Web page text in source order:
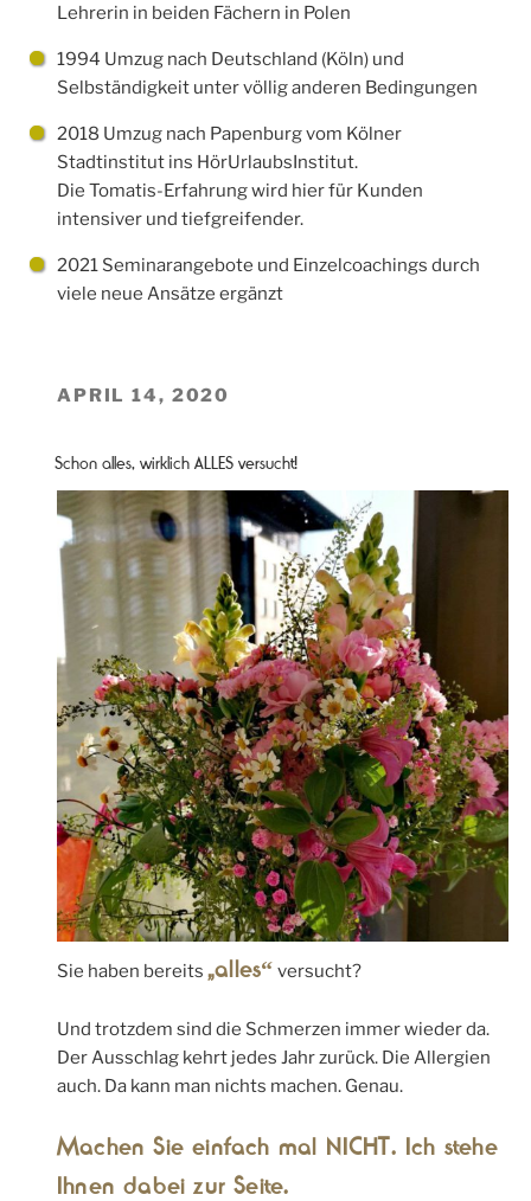
Lehrerin in beiden Fächern in Polen
1994 Umzug nach Deutschland (Köln) und
Selbständigkeit unter völlig anderen Bedingungen
2018 Umzug nach Papenburg vom Kölner
Stadtinstitut ins HörUrlaubsInstitut.
Die Tomatis-Erfahrung wird hier für Kunden
intensiver und tiefgreifender.
2021 Seminarangebote und Einzelcoachings durch
viele neue Ansätze ergänzt
VERÖFFENTLICHT
APRIL 14, 2020
Schon alles, wirklich ALLES versucht!
Sie haben bereits „alles“ versucht?
Und trotzdem sind die Schmerzen immer wieder da.
Der Ausschlag kehrt jedes Jahr zurück. Die Allergien
auch. Da kann man nichts machen. Genau.
Machen Sie einfach mal NICHT. Ich stehe
Ihnen dabei zur Seite.